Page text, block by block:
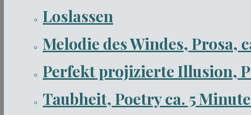
Loslassen
Melodie des Windes, Prosa,
Perfekt projizierte Illusion,
Taubheit, Poetry ca. 5